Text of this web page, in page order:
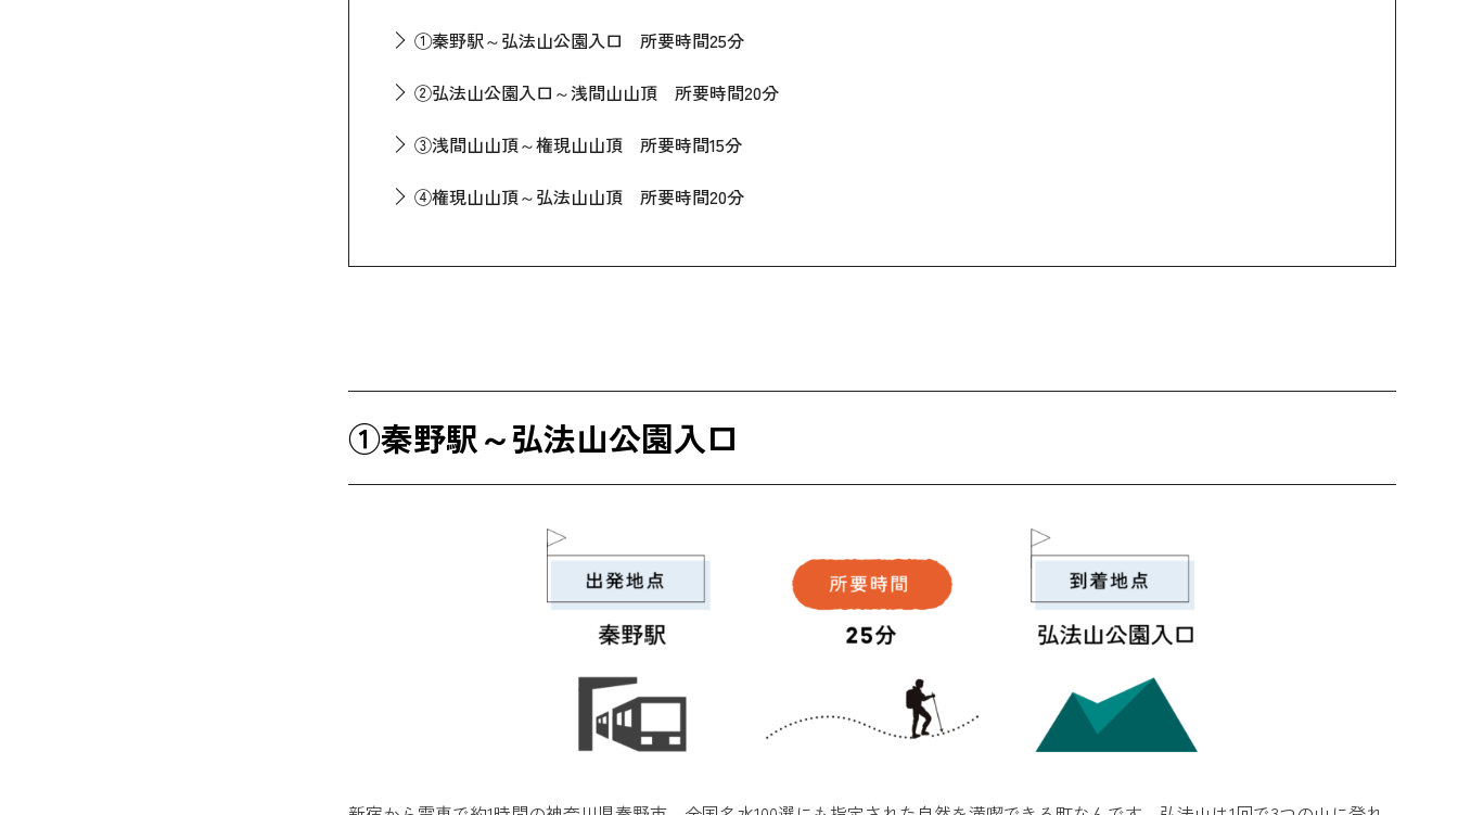
①秦野駅～弘法山公園入口 所要時間25分
②弘法山公園入口～浅間山山頂 所要時間20分
③浅間山山頂～権現山山頂 所要時間15分
④権現山山頂～弘法山山頂 所要時間20分
①秦野駅～弘法山公園入口